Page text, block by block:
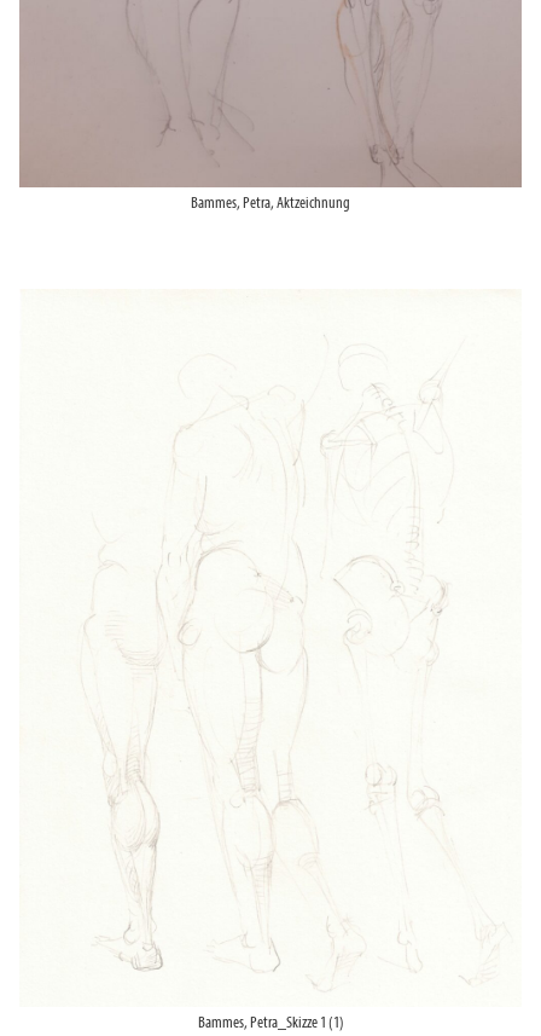
Bammes, Petra, Aktzeichnung
Bammes, Petra_Skizze 1 (1)